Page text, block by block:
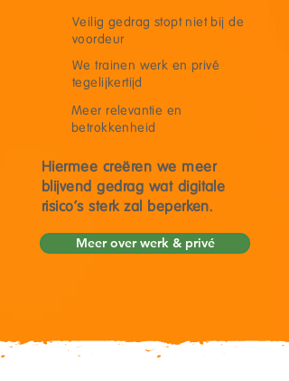
Veilig gedrag stopt niet bij de
voordeur
We trainen werk en privé
tegelijkertijd
Meer relevantie en
betrokkenheid
Hiermee creëren we meer
blijvend gedrag wat digitale
risico's sterk zal beperken.
Meer over werk & privé